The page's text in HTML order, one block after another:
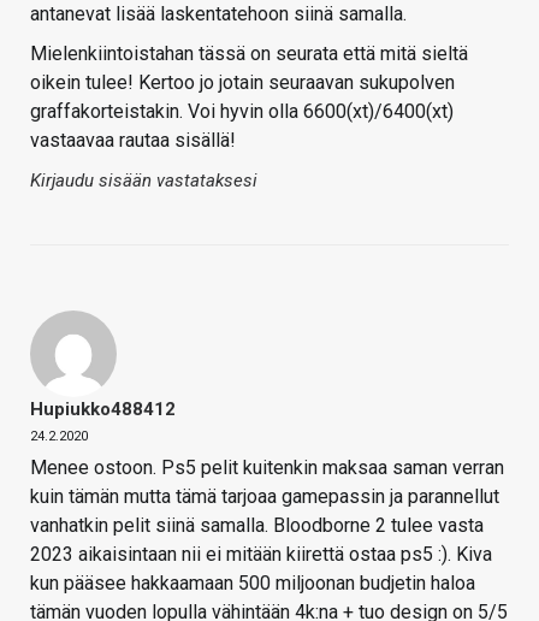
antanevat lisää laskentatehoon siinä samalla.
Mielenkiintoistahan tässä on seurata että mitä sieltä
oikein tulee! Kertoo jo jotain seuraavan sukupolven
graffakorteistakin. Voi hyvin olla 6600(xt)/6400(xt)
vastaavaa rautaa sisällä!
Kirjaudu sisään vastataksesi
Hupiukko488412
24.2.2020
Menee ostoon. Ps5 pelit kuitenkin maksaa saman verran
kuin tämän mutta tämä tarjoaa gamepassin ja parannellut
vanhatkin pelit siinä samalla. Bloodborne 2 tulee vasta
2023 aikaisintaan nii ei mitään kiirettä ostaa ps5 :). Kiva
kun pääsee hakkaamaan 500 miljoonan budjetin haloa
tämän vuoden lopulla vähintään 4k:na + tuo design on 5/5